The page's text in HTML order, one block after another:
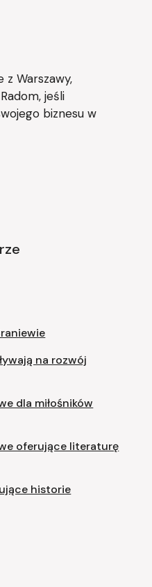
z Warszawy,
jeśli
biznesu w
na rozwój
dla miłośników
oferujące literaturę
historie